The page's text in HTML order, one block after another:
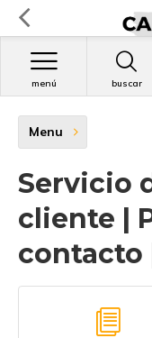
buscar
menú
Menu
Servicio
cliente |
contacto